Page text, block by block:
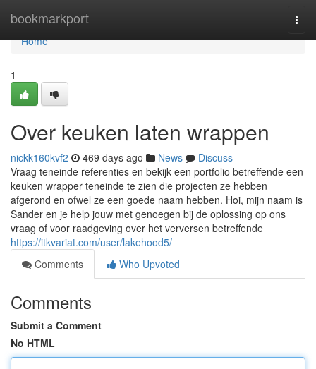
bookmarkport
Home
Home
1
Over keuken laten wrappen
nickk160kvf2 469 days ago News
Discuss
Vraag teneinde referenties en bekijk een portfolio betreffende een
keuken wrapper teneinde te zien die projecten ze hebben
afgerond en ofwel ze een goede naam hebben. Hoi, mijn naam is
Sander en je help jouw met genoegen bij de oplossing op ons
vraag of voor raadgeving over het verversen betreffende
https://itkvariat.com/user/lakehood5/
Comments
Who Upvoted
Comments
Submit a Comment
No HTML